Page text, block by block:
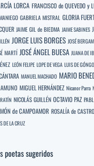
LORCA FRANCISCO de QUEVEDO y
GABRIELA MISTRAL GLORIA
JAIME GIL de BIEDMA JAIME SABINES
JORGE LUIS BORGES JOSÉ
MARTÍ JOSÉ ÁNGEL BUESA JUANA DE
LEÓN FELIPE LOPE DE VEGA LUIS DE
MANUEL MACHADO MARIO
MIGUEL HERNÁNDEZ Nicanor Parra
NICOLÁS GUILLÉN OCTAVIO PAZ
de CAMPOAMOR ROSALÍA de CASTRO
DE LA CRUZ
poetas sugeridos